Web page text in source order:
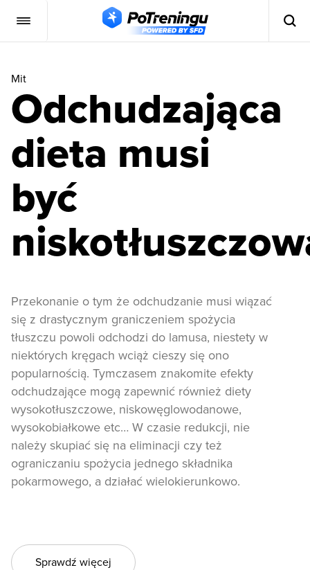
Mit
Odchudzająca
dieta musi
być
Przekonanie o tym że odchudzanie musi wiązać
się z drastycznym graniczeniem spożycia
tłuszczu powoli odchodzi do lamusa, niestety w
niektórych kręgach wciąż cieszy się ono
popularnością. Tymczasem znakomite efekty
odchudzające mogą zapewnić również diety
wysokotłuszczowe, niskowęglowodanowe,
wysokobiałkowe etc… W czasie redukcji, nie
należy skupiać się na eliminacji czy też
ograniczaniu spożycia jednego składnika
pokarmowego, a działać wielokierunkowo.
Sprawdź więcej